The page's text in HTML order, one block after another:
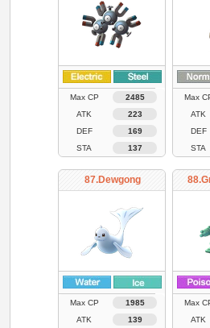
Max CP
2485
ATK
223
DEF
169
STA
137
Max
ATK
DEF
STA
87.Dewgong
Max CP
1985
ATK
139
Max
ATK